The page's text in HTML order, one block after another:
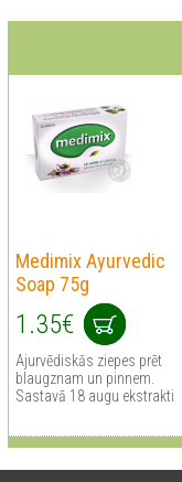
Medimix Ayurvedic
Soap 75g
1.35€
Ajurvēdiskās ziepes prēt
blaugznam un pinnem.
Sastavā 18 augu ekstrakti